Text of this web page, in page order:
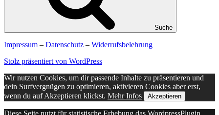
Suche
Impressum – Datenschutz – Widerrufsbelehrung
Stolz präsentiert von WordPress
Wir nutzen Cookies, um dir passende Inhalte zu präsentieren und
dein Surfvergnügen zu optimieren, aktivieren Cookies aber erst,
wenn du auf Akzeptieren klickst. Mehr Infos Akzeptieren
Diese Seite nutzt für statistische Erhebung das WordpressPlugin